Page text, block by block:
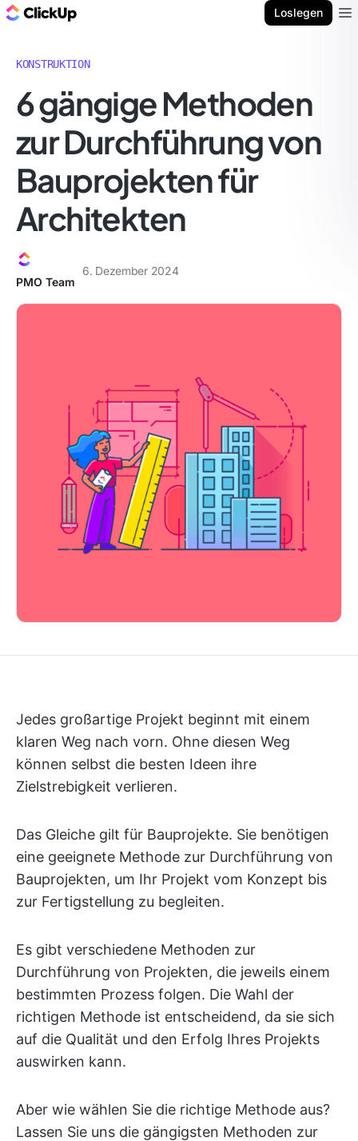
Loslegen
KONSTRUKTION
6 gängige Methoden
zur Durchführung von
Bauprojekten für
Architekten
PMO Team
6. Dezember 2024
Jedes großartige Projekt beginnt mit einem
klaren Weg nach vorn. Ohne diesen Weg
können selbst die besten Ideen ihre
Zielstrebigkeit verlieren.
Das Gleiche gilt für Bauprojekte. Sie benötigen
eine geeignete Methode zur Durchführung von
Bauprojekten, um Ihr Projekt vom Konzept bis
zur Fertigstellung zu begleiten.
Es gibt verschiedene Methoden zur
Durchführung von Projekten, die jeweils einem
bestimmten Prozess folgen. Die Wahl der
richtigen Methode ist entscheidend, da sie sich
auf die Qualität und den Erfolg Ihres Projekts
auswirken kann.
Aber wie wählen Sie die richtige Methode aus?
Lassen Sie uns die gängigsten Methoden zur